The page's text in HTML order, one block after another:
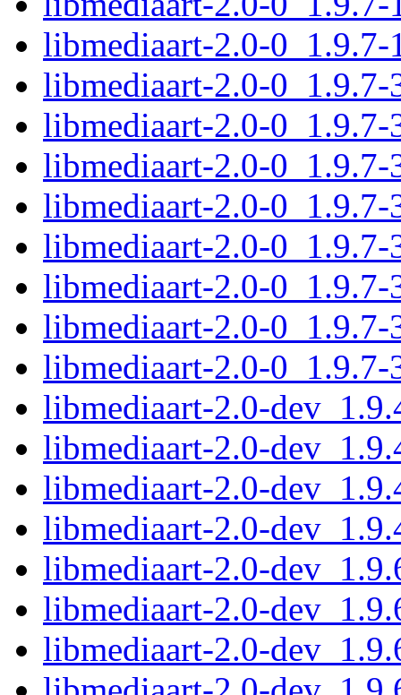
libmediaart-2.0-0_1.9.7-
libmediaart-2.0-0_1.9.7-
libmediaart-2.0-0_1.9.7-
libmediaart-2.0-0_1.9.7-
libmediaart-2.0-0_1.9.7-
libmediaart-2.0-0_1.9.7-
libmediaart-2.0-0_1.9.7-
libmediaart-2.0-0_1.9.7-
libmediaart-2.0-0_1.9.7-
libmediaart-2.0-
libmediaart-2.0-
libmediaart-2.0-
libmediaart-2.0-
libmediaart-2.0-
libmediaart-2.0-
libmediaart-2.0-